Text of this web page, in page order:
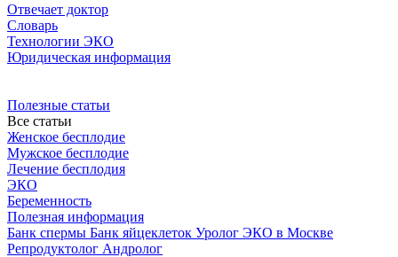
Отвечает доктор
Словарь
Технологии ЭКО
Юридическая информация
Полезные статьи
Все статьи
Женское бесплодие
Мужское бесплодие
Лечение бесплодия
ЭКО
Беременность
Полезная информация
Банк спермы Банк яйцеклеток Уролог ЭКО в Москве
Репродуктолог Андролог